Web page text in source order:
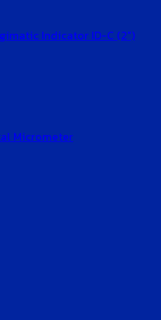
Indicator ID-C (2″)
Micrometer